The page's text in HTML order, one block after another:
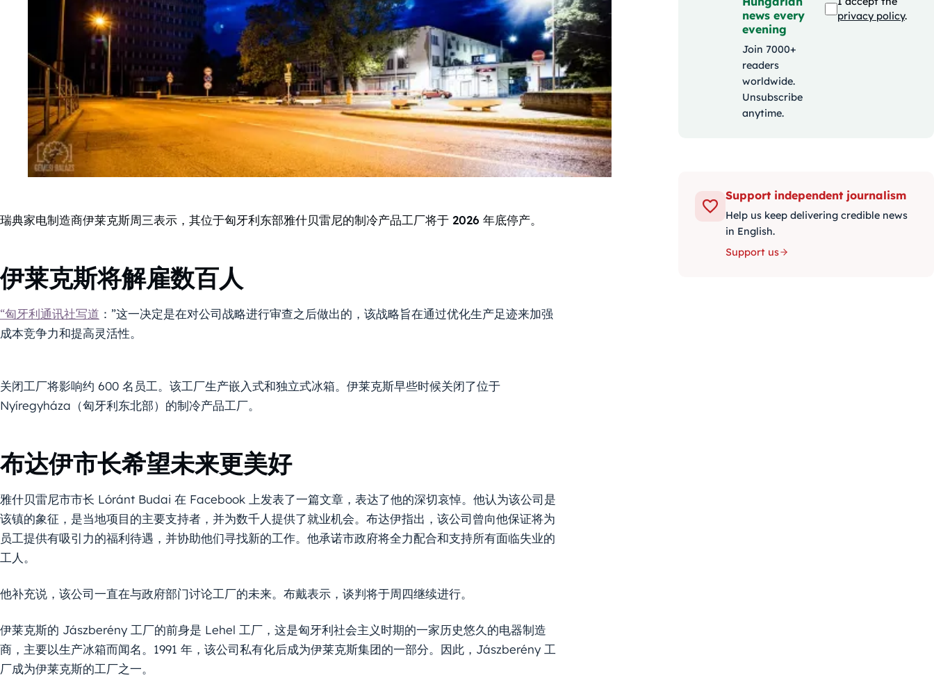
瑞典家电制造商伊莱克斯周三表示，其位于匈牙利东部雅什贝雷尼的制冷产品工厂将于 2026 年底停产。
伊莱克斯将解雇数百人
“匈牙利通讯社写道 ：”这一决定是在对公司战略进行审查之后做出的，该战略旨在通过优化生产足迹来加强
成本竞争力和提高灵活性。
关闭工厂将影响约 600 名员工。该工厂生产嵌入式和独立式冰箱。伊莱克斯早些时候关闭了位于
Nyíregyháza（匈牙利东北部）的制冷产品工厂。
布达伊市长希望未来更美好
雅什贝雷尼市市长 Lóránt Budai 在 Facebook 上发表了一篇文章，表达了他的深切哀悼。他认为该公司是
该镇的象征，是当地项目的主要支持者，并为数千人提供了就业机会。布达伊指出，该公司曾向他保证将为
员工提供有吸引力的福利待遇，并协助他们寻找新的工作。他承诺市政府将全力配合和支持所有面临失业的
工人。
他补充说，该公司一直在与政府部门讨论工厂的未来。布戴表示，谈判将于周四继续进行。
伊莱克斯的 Jászberény 工厂的前身是 Lehel 工厂，这是匈牙利社会主义时期的一家历史悠久的电器制造
商，主要以生产冰箱而闻名。1991 年，该公司私有化后成为伊莱克斯集团的一部分。因此，Jászberény 工
厂成为伊莱克斯的工厂之一。
news every
evening
Join 7000+
readers
worldwide.
Unsubscribe
anytime.
privacy policy.
Support independent journalism
Help us keep delivering credible news
in English.
Support us